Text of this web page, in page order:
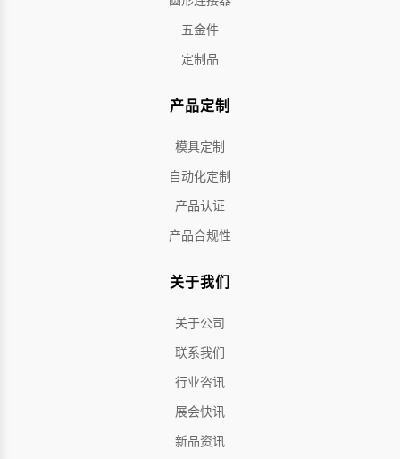
五金件
定制品
产品定制
模具定制
自动化定制
产品认证
产品合规性
关于我们
关于公司
联系我们
行业咨讯
展会快讯
新品资讯